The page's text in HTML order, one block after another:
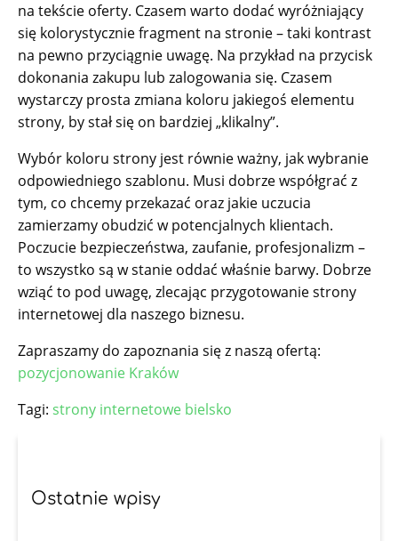
na tekście oferty. Czasem warto dodać wyróżniający
się kolorystycznie fragment na stronie – taki kontrast
na pewno przyciągnie uwagę. Na przykład na przycisk
dokonania zakupu lub zalogowania się. Czasem
wystarczy prosta zmiana koloru jakiegoś elementu
strony, by stał się on bardziej „klikalny”.
Wybór koloru strony jest równie ważny, jak wybranie
odpowiedniego szablonu. Musi dobrze współgrać z
tym, co chcemy przekazać oraz jakie uczucia
zamierzamy obudzić w potencjalnych klientach.
Poczucie bezpieczeństwa, zaufanie, profesjonalizm –
to wszystko są w stanie oddać właśnie barwy. Dobrze
wziąć to pod uwagę, zlecając przygotowanie strony
internetowej dla naszego biznesu.
Zapraszamy do zapoznania się z naszą ofertą:
pozycjonowanie Kraków
Tagi: strony internetowe bielsko
Ostatnie wpisy